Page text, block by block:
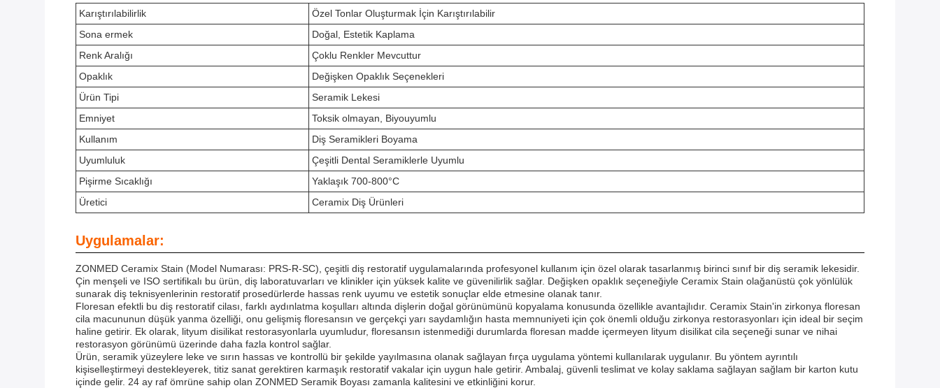
Karıştırılabilirlik
Özel Tonlar Oluşturmak İçin Karıştırılabilir
Sona ermek
Doğal, Estetik Kaplama
Renk Aralığı
Çoklu Renkler Mevcuttur
Opaklık
Değişken Opaklık Seçenekleri
Ürün Tipi
Seramik Lekesi
Emniyet
Toksik olmayan, Biyouyumlu
Kullanım
Diş Seramikleri Boyama
Uyumluluk
Çeşitli Dental Seramiklerle Uyumlu
Pişirme Sıcaklığı
Yaklaşık 700-800°C
Üretici
Ceramix Diş Ürünleri
Uygulamalar:
ZONMED Ceramix Stain (Model Numarası: PRS-R-SC), çeşitli diş restoratif uygulamalarında profesyonel kullanım için özel olarak tasarlanmış birinci sınıf bir diş seramik lekesidir.
Çin menşeli ve ISO sertifikalı bu ürün, diş laboratuvarları ve klinikler için yüksek kalite ve güvenilirlik sağlar. Değişken opaklık seçeneğiyle Ceramix Stain olağanüstü çok yönlülük
sunarak diş teknisyenlerinin restoratif prosedürlerde hassas renk uyumu ve estetik sonuçlar elde etmesine olanak tanır.
Floresan efektli bu diş restoratif cilası, farklı aydınlatma koşulları altında dişlerin doğal görünümünü kopyalama konusunda özellikle avantajlıdır. Ceramix Stain'in zirkonya floresan
cila macununun düşük yanma özelliği, onu gelişmiş floresansın ve gerçekçi yarı saydamlığın hasta memnuniyeti için çok önemli olduğu zirkonya restorasyonları için ideal bir seçim
haline getirir. Ek olarak, lityum disilikat restorasyonlarla uyumludur, floresansın istenmediği durumlarda floresan madde içermeyen lityum disilikat cila seçeneği sunar ve nihai
restorasyon görünümü üzerinde daha fazla kontrol sağlar.
Ürün, seramik yüzeylere leke ve sırın hassas ve kontrollü bir şekilde yayılmasına olanak sağlayan fırça uygulama yöntemi kullanılarak uygulanır. Bu yöntem ayrıntılı
kişiselleştirmeyi destekleyerek, titiz sanat gerektiren karmaşık restoratif vakalar için uygun hale getirir. Ambalaj, güvenli teslimat ve kolay saklama sağlayan sağlam bir karton kutu
içinde gelir. 24 ay raf ömrüne sahip olan ZONMED Seramik Boyası zamanla kalitesini ve etkinliğini korur.